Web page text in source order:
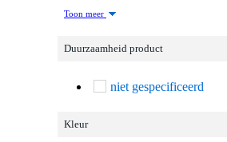
Toon meer
Duurzaamheid product
niet gespecificeerd
Kleur